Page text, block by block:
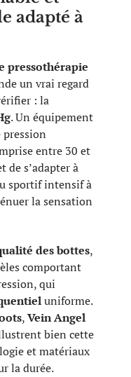
adapté à
pressothérapie
un vrai regard
: la
. Un équipement
pression
entre 30 et
de s’adapter à
sportif intensif à
la sensation
des bottes,
comportant
qui
uniforme.
,Vein Angel
bien cette
et matériaux
la durée.